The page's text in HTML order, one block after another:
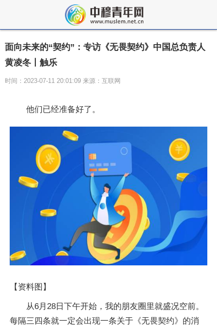
面向未来的“契约”：专访《无畏契约》中国总负责人
黄凌冬丨触乐
时间：2023-07-11 20:01:09 来源：互联网
他们已经准备好了。
【资料图】
从6月28日下午开始，我的朋友圈里就盛况空前。
每隔三四条就一定会出现一条关于《无畏契约》的消